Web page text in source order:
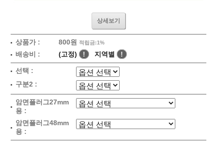
상세보기
상품가 : 800원 적립금:1%
배송비 : (고정) ! 지역별 !
선택 :
구분2 :
암면플러그27mm
용 :
암면플러그48mm
용 :